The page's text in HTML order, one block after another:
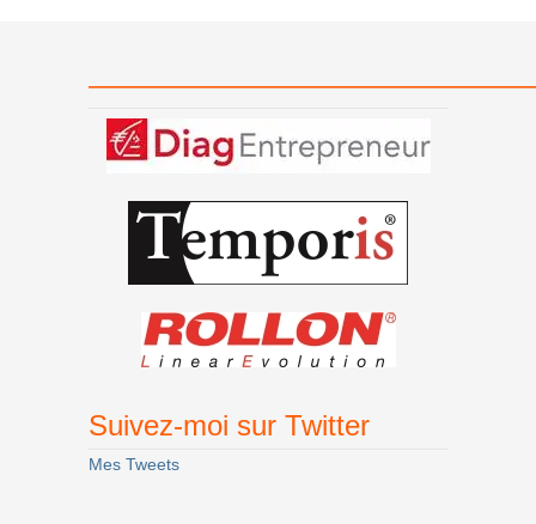
Suivez-moi sur Twitter
Mes Tweets